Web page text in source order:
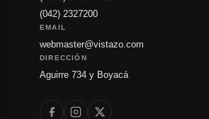
(042) 2327200
EMAIL
webmaster@vistazo.com
DIRECCIÓN
Aguirre 734 y Boyacá